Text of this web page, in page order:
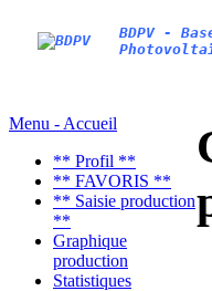
BDPV -
Menu - Accueil
** Profil **
** FAVORIS **
** Saisie production
**
Graphique
production
Statistiques